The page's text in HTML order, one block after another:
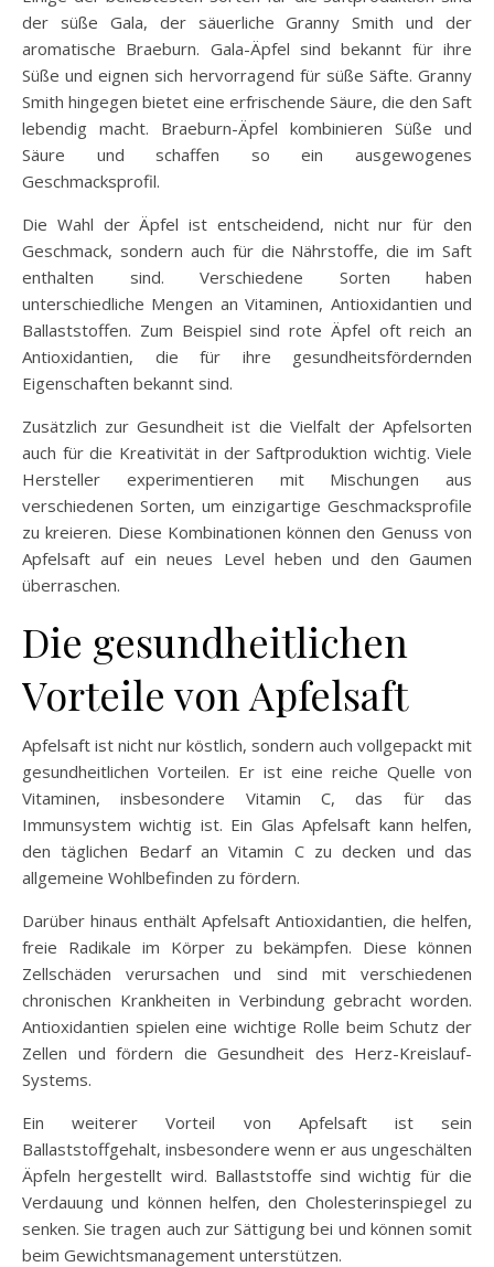
der süße Gala, der säuerliche Granny Smith und der
aromatische Braeburn. Gala-Äpfel sind bekannt für ihre
Süße und eignen sich hervorragend für süße Säfte. Granny
Smith hingegen bietet eine erfrischende Säure, die den Saft
lebendig macht. Braeburn-Äpfel kombinieren Süße und
Säure und schaffen so ein ausgewogenes
Geschmacksprofil.
Die Wahl der Äpfel ist entscheidend, nicht nur für den
Geschmack, sondern auch für die Nährstoffe, die im Saft
enthalten sind. Verschiedene Sorten haben
unterschiedliche Mengen an Vitaminen, Antioxidantien und
Ballaststoffen. Zum Beispiel sind rote Äpfel oft reich an
Antioxidantien, die für ihre gesundheitsfördernden
Eigenschaften bekannt sind.
Zusätzlich zur Gesundheit ist die Vielfalt der Apfelsorten
auch für die Kreativität in der Saftproduktion wichtig. Viele
Hersteller experimentieren mit Mischungen aus
verschiedenen Sorten, um einzigartige Geschmacksprofile
zu kreieren. Diese Kombinationen können den Genuss von
Apfelsaft auf ein neues Level heben und den Gaumen
überraschen.
Die gesundheitlichen
Vorteile von Apfelsaft
Apfelsaft ist nicht nur köstlich, sondern auch vollgepackt mit
gesundheitlichen Vorteilen. Er ist eine reiche Quelle von
Vitaminen, insbesondere Vitamin C, das für das
Immunsystem wichtig ist. Ein Glas Apfelsaft kann helfen,
den täglichen Bedarf an Vitamin C zu decken und das
allgemeine Wohlbefinden zu fördern.
Darüber hinaus enthält Apfelsaft Antioxidantien, die helfen,
freie Radikale im Körper zu bekämpfen. Diese können
Zellschäden verursachen und sind mit verschiedenen
chronischen Krankheiten in Verbindung gebracht worden.
Antioxidantien spielen eine wichtige Rolle beim Schutz der
Zellen und fördern die Gesundheit des Herz-Kreislauf-
Systems.
Ein weiterer Vorteil von Apfelsaft ist sein
Ballaststoffgehalt, insbesondere wenn er aus ungeschälten
Äpfeln hergestellt wird. Ballaststoffe sind wichtig für die
Verdauung und können helfen, den Cholesterinspiegel zu
senken. Sie tragen auch zur Sättigung bei und können somit
beim Gewichtsmanagement unterstützen.